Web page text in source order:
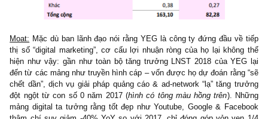
cá nhân khác.